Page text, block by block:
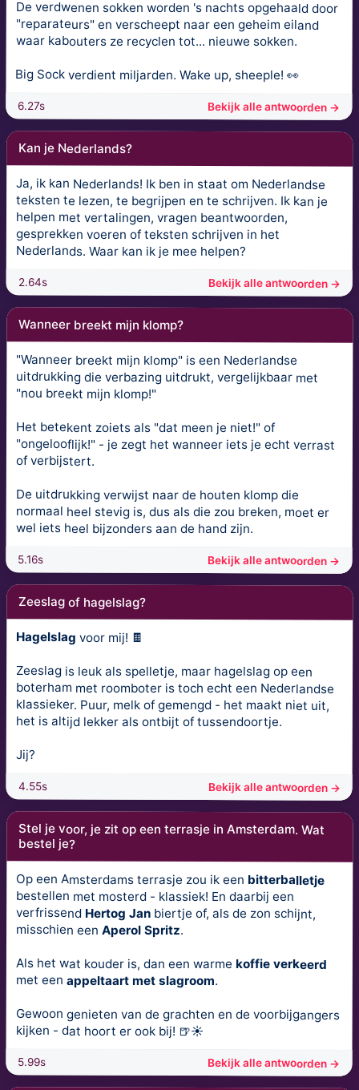
De verdwenen sokken worden 's nachts opgehaald door
"reparateurs" en verscheept naar een geheim eiland
waar kabouters ze recyclen tot... nieuwe sokken.
Big Sock verdient miljarden. Wake up, sheeple! 👀
6.27s Bekijk alle antwoorden →
Kan je Nederlands?
Ja, ik kan Nederlands! Ik ben in staat om Nederlandse
teksten te lezen, te begrijpen en te schrijven. Ik kan je
helpen met vertalingen, vragen beantwoorden,
gesprekken voeren of teksten schrijven in het
Nederlands. Waar kan ik je mee helpen?
2.64s Bekijk alle antwoorden →
Wanneer breekt mijn klomp?
"Wanneer breekt mijn klomp" is een Nederlandse
uitdrukking die verbazing uitdrukt, vergelijkbaar met
"nou breekt mijn klomp!"
Het betekent zoiets als "dat meen je niet!" of
"ongelooflijk!" - je zegt het wanneer iets je echt verrast
of verbijstert.
De uitdrukking verwijst naar de houten klomp die
normaal heel stevig is, dus als die zou breken, moet er
wel iets heel bijzonders aan de hand zijn.
5.16s Bekijk alle antwoorden →
Zeeslag of hagelslag?
Hagelslag voor mij! 🍫
Zeeslag is leuk als spelletje, maar hagelslag op een
boterham met roomboter is toch echt een Nederlandse
klassieker. Puur, melk of gemengd - het maakt niet uit,
het is altijd lekker als ontbijt of tussendoortje.
Jij?
4.55s Bekijk alle antwoorden →
Stel je voor, je zit op een terrasje in Amsterdam. Wat
bestel je?
Op een Amsterdams terrasje zou ik een bitterballetje
bestellen met mosterd - klassiek! En daarbij een
verfrissend Hertog Jan biertje of, als de zon schijnt,
misschien eenAperol Spritz.
Als het wat kouder is, dan een warme koffie verkeerd
met een appeltaart met slagroom.
Gewoon genieten van de grachten en de voorbijgangers
kijken - dat hoort er ook bij! 🍺☀️
5.99s Bekijk alle antwoorden →